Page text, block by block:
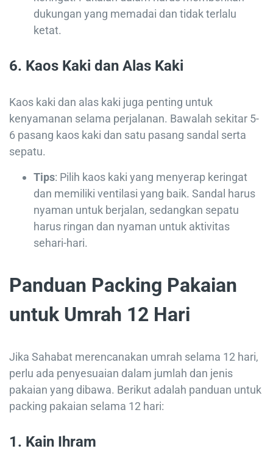
dukungan yang memadai dan tidak terlalu
ketat.
6. Kaos Kaki dan Alas Kaki
Kaos kaki dan alas kaki juga penting untuk
kenyamanan selama perjalanan. Bawalah sekitar 5-
6 pasang kaos kaki dan satu pasang sandal serta
sepatu.
Tips: Pilih kaos kaki yang menyerap keringat
dan memiliki ventilasi yang baik. Sandal harus
nyaman untuk berjalan, sedangkan sepatu
harus ringan dan nyaman untuk aktivitas
sehari-hari.
Panduan Packing Pakaian
untuk Umrah 12 Hari
Jika Sahabat merencanakan umrah selama 12 hari,
perlu ada penyesuaian dalam jumlah dan jenis
pakaian yang dibawa. Berikut adalah panduan untuk
packing pakaian selama 12 hari:
1. Kain Ihram